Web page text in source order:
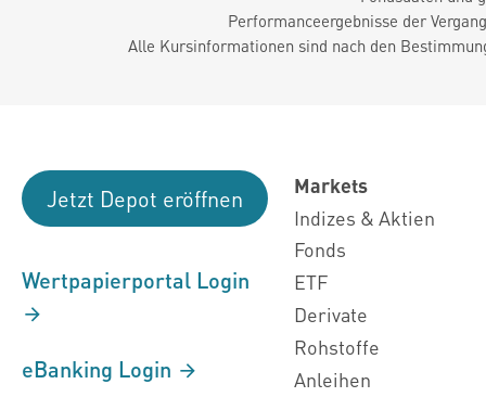
Performanceergebnisse der
Alle Kursinformationen sind nach den
Jetzt Depot eröffnen
Wertpapierportal Login
eBanking Login
Markets
Indizes & Aktien
Fonds
ETF
Derivate
Rohstoffe
Anleihen